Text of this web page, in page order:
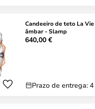
Candeeiro de teto La
âmbar - Slamp
640,00 €
Prazo de entrega: